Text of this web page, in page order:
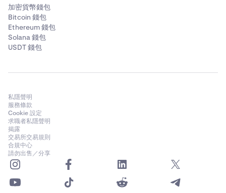
加密貨幣錢包
Bitcoin 錢包
Ethereum 錢包
Solana 錢包
USDT 錢包
私隱聲明
服務條款
Cookie 設定
求職者私隱聲明
揭露
交易所交易規則
合規中心
請勿出售／分享